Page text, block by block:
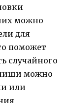
можно
для
поможет
случайного
можно
или